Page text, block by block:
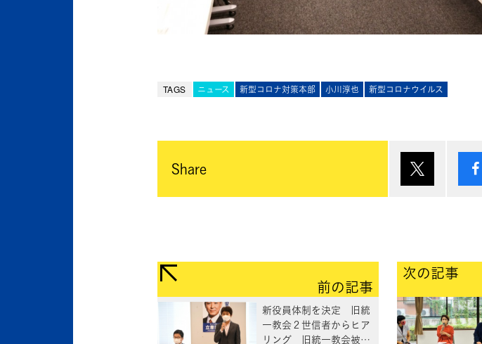
TAGS ニュース 新型コロナ対策本部 小川淳也 新型コロナウイルス
Share
前の記事
新役員体制を決定 旧統
一教会２世信者からヒア
リング 旧統一教会被害
次の記事